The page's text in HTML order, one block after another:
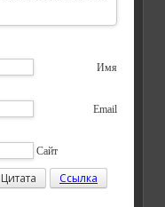
Имя
Email
Сайт
Цитата
Ссылка